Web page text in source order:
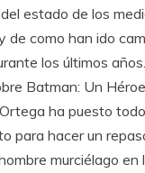
estado de los
de como han ido
los últimos
Batman: Un
ha puesto
para hacer un
murciélago en